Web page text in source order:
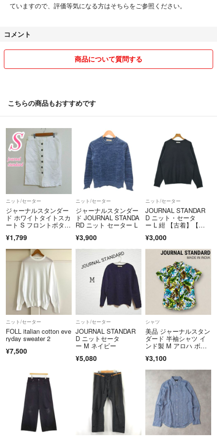
ていますので、評価等気になる方はそちらをご参照ください。
コメント
商品について質問する
こちらの商品もおすすめです
ニット/セーター
ジャーナルスタンダー
ド ホワイトタイトスカ
ート S フロントボタ
¥1,799
ニット/セーター
ジャーナルスタンダー
ド JOURNAL STANDA
RD ニット セーター L
¥3,900
ニット/セーター
JOURNAL STANDAR
D ニット・セータ
ー L 紺 【古着】【中
¥3,000
ニット/セーター
FOLL italian cotton eve
ryday sweater 2
¥7,500
ニット/セーター
JOURNAL STANDAR
D ニットセータ
ー M ネイビー
¥5,080
シャツ
美品 ジャーナルスタン
ダード 半袖シャツ イ
ンド製 M アロハ ボタ
¥3,100